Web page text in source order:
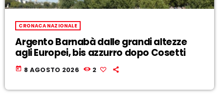
CRONACA NAZIONALE
Argento Barnabà dalle grandi altezze
agli Europei, bis azzurro dopo Cosetti
today 8 AGOSTO 2026 2